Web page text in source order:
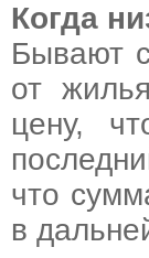
Когда
Бывают
от
цену,
что
в